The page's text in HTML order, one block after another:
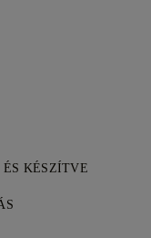
KÉSZÍTVE
mestereitől —
attól, hogy hol él.